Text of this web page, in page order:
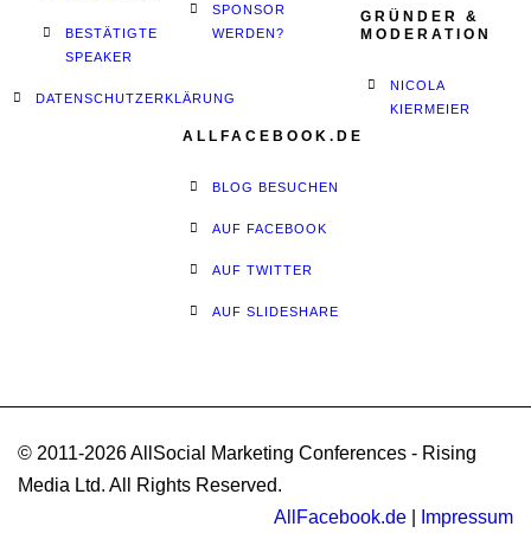
BESTÄTIGTE
SPEAKER
DATENSCHUTZERKLÄRUNG
SPONSOR
WERDEN?
ALLFACEBOOK.DE
BLOG BESUCHEN
AUF FACEBOOK
AUF TWITTER
AUF SLIDESHARE
GRÜNDER &
MODERATION
NICOLA
KIERMEIER
© 2011-2026 AllSocial Marketing Conferences - Rising
Media Ltd. All Rights Reserved.
AllFacebook.de
Impressum